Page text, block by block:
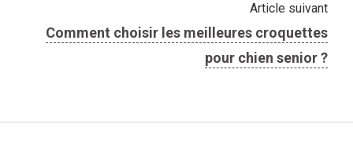
Article suivant
Comment choisir les meilleures croquettes
pour chien senior ?